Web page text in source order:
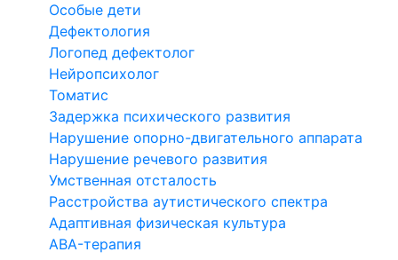
Особые дети
Дефектология
Логопед дефектолог
Нейропсихолог
Томатис
Задержка психического развития
Нарушение опорно-двигательного аппарата
Нарушение речевого развития
Умственная отсталость
Расстройства аутистического спектра
Адаптивная физическая культура
ABA-терапия